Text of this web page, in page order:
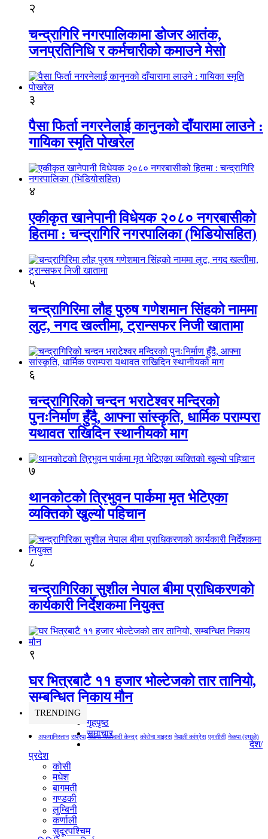
२
चन्द्रागिरि नगरपालिकामा डोजर आतंक,
जनप्रतिनिधि र कर्मचारीको कमाउने मेसो
३
पैसा फिर्ता नगरनेलाई कानुनको दाँयारामा लाउने :
गायिका स्‍मृति पोखरेल
४
एकीकृत खानेपानी विधेयक २०८० नगरबासीको
हितमा : चन्द्रागिरि नगरपालिका (भिडियोसहित)
५
चन्द्रागिरिमा लौह पुरुष गणेशमान सिंहको नाममा
लुट, नगद खल्तीमा, ट्रान्सफर निजी खातामा
६
चन्द्रागिरिको चन्दन भराटेश्वर मन्दिरको
पुनःनिर्माण हुँदै, आफ्ना सांस्कृति, धार्मिक पराम्परा
यथावत राखिदिन स्थानीयको माग
७
थानकोटको त्रिभुवन पार्कमा मृत भेटिएका
व्यक्तिको खुल्यो पहिचान
८
चन्द्रागिरिका सुशील नेपाल बीमा प्राधिकरणको
कार्यकारी निर्देशकमा नियुक्त
९
घर भित्रबाटै ११ हजार भोल्टेजको तार तानियो,
सम्बन्धित निकाय मौन
TRENDING
अफगानिस्तान राप्रपा नेकपा माओवादी केन्द्र कोरोना भाइरस नेपाली कांग्रेस एमसीसी नेकपा (एमाले)
गृहपृष्ठ
समाचार
देश/
प्रदेश
कोसी
मधेश
बागमती
गण्डकी
लुम्बिनी
कर्णाली
सुदूरपश्चिम